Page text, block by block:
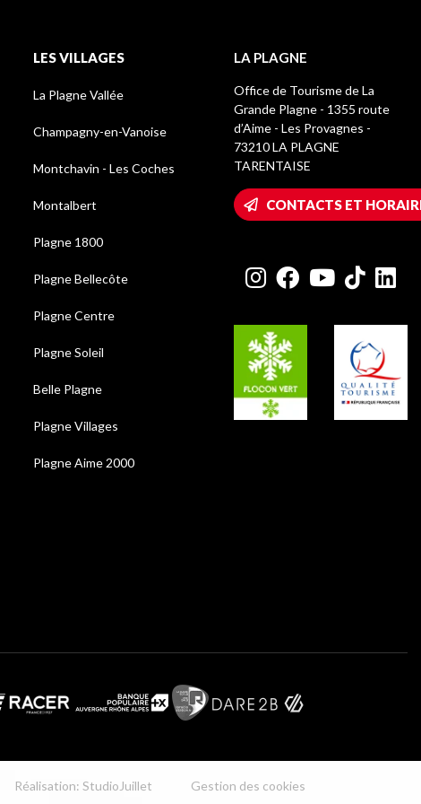
LES VILLAGES
La Plagne Vallée
Champagny-en-Vanoise
Montchavin - Les Coches
Montalbert
Plagne 1800
Plagne Bellecôte
Plagne Centre
Plagne Soleil
Belle Plagne
Plagne Villages
Plagne Aime 2000
LA PLAGNE
Office de Tourisme de La
Grande Plagne - 1355 route
d’Aime - Les Provagnes -
73210 LA PLAGNE
TARENTAISE
CONTACTS ET
Réalisation: StudioJuillet Gestion des cookies